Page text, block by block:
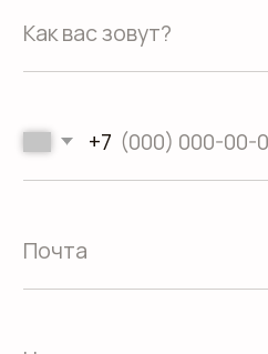
Пользовательское соглашение
Согласие на обработку персональных
данных